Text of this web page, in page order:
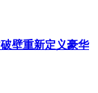
壁重新定义豪华